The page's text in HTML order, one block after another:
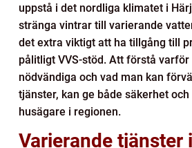
uppstå i det nordliga klimatet i
stränga vintrar till varierande
det extra viktigt att ha tillgång till
pålitligt VVS-stöd. Att förstå
nödvändiga och vad man kan
tjänster, kan ge både säkerhet
husägare i regionen.
Varierande tjänster